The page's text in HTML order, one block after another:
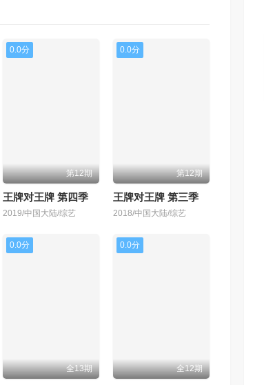
0.0分
第12期
王牌对王牌 第四季
2019/中国大陆/综艺
0.0分
第12期
王牌对王牌 第三季
2018/中国大陆/综艺
0.0分
全13期
0.0分
全12期